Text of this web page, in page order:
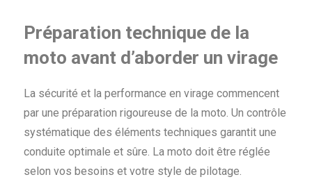
Préparation technique de la
moto avant d’aborder un virage
La sécurité et la performance en virage commencent
par une préparation rigoureuse de la moto. Un contrôle
systématique des éléments techniques garantit une
conduite optimale et sûre. La moto doit être réglée
selon vos besoins et votre style de pilotage.